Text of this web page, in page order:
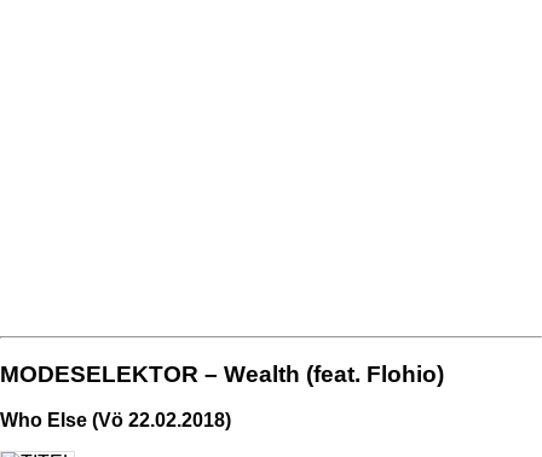
MODESELEKTOR – Wealth (feat. Flohio)
Who Else (Vö 22.02.2018)